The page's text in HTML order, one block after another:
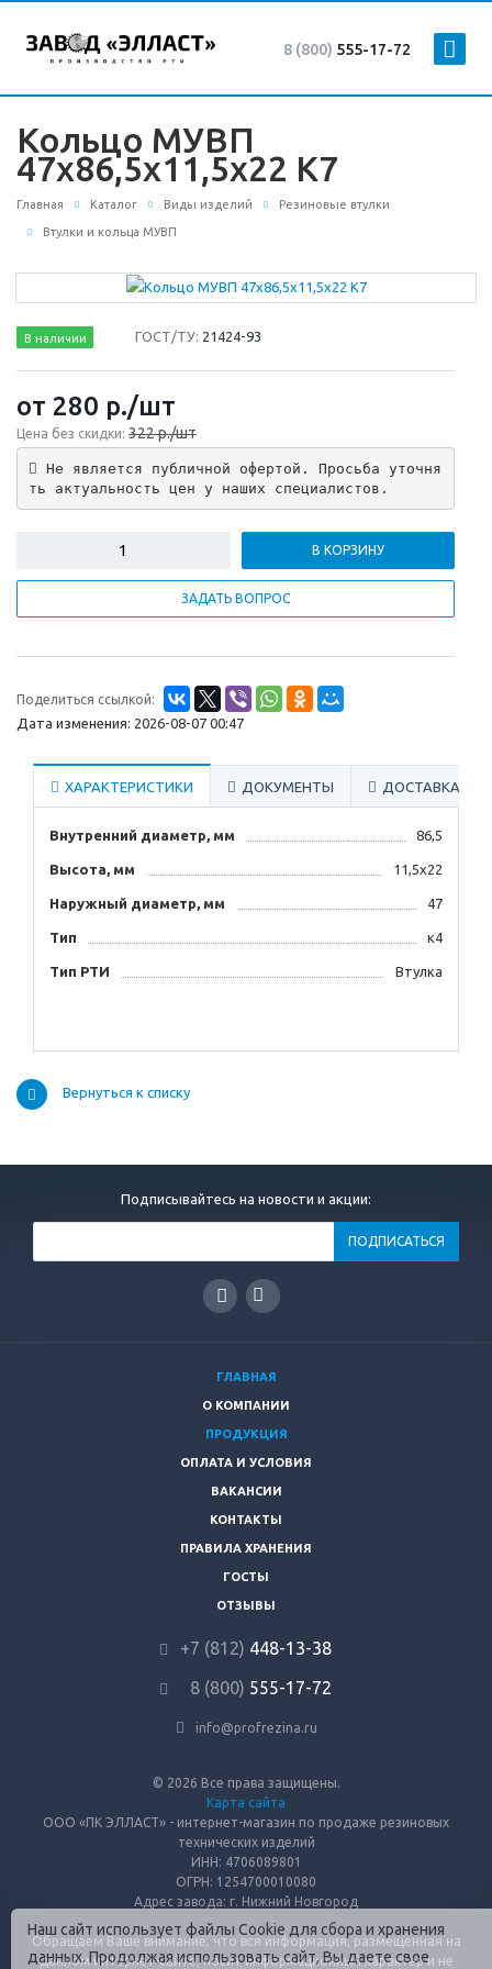
8 (800) 555-17-72
Кольцо МУВП
47х86,5х11,5х22 К7
Главная Каталог Виды изделий Резиновые втулки
Втулки и кольца МУВП
В наличии ГОСТ/ТУ: 21424-93
от 280 р./шт
Цена без скидки: 322 р./шт
Не является публичной офертой. Просьба уточня
ть актуальность цен у наших специалистов.
В КОРЗИНУ
ЗАДАТЬ ВОПРОС
Поделиться ссылкой:
Дата изменения: 2026-08-07 00:47
ХАРАКТЕРИСТИКИ ДОКУМЕНТЫ ДОСТАВКА
Внутренний диаметр, мм 86,5
Высота, мм 11,5х22
Наружный диаметр, мм 47
Тип к4
Тип РТИ Втулка
Вернуться к списку
Подписывайтесь на новости и акции:
© 2026 Все права защищены.
Карта сайта
ООО «ПК ЭЛЛАСТ» - интернет-магазин по продаже резиновых
технических изделий
ИНН: 4706089801
ОГРН: 1254700010080
Адрес завода: г. Нижний Новгород
Обращаем Ваше внимание, что вся информация, размещенная на
данном интернет-сайте, носит информационный характер и не
ГЛАВНАЯ
О КОМПАНИИ
ПРОДУКЦИЯ
ОПЛАТА И УСЛОВИЯ
ВАКАНСИИ
КОНТАКТЫ
ПРАВИЛА ХРАНЕНИЯ
ГОСТЫ
ОТЗЫВЫ
+7 (812) 448-13-38
8 (800) 555-17-72
info@profrezina.ru
Наш сайт использует файлы Cookie для сбора и хранения
данных. Продолжая использовать сайт, Вы даете свое